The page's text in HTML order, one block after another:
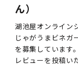
ん）
湖池屋オンライン
じゃがうまビネガ
を募集しています。
レビューを投稿い